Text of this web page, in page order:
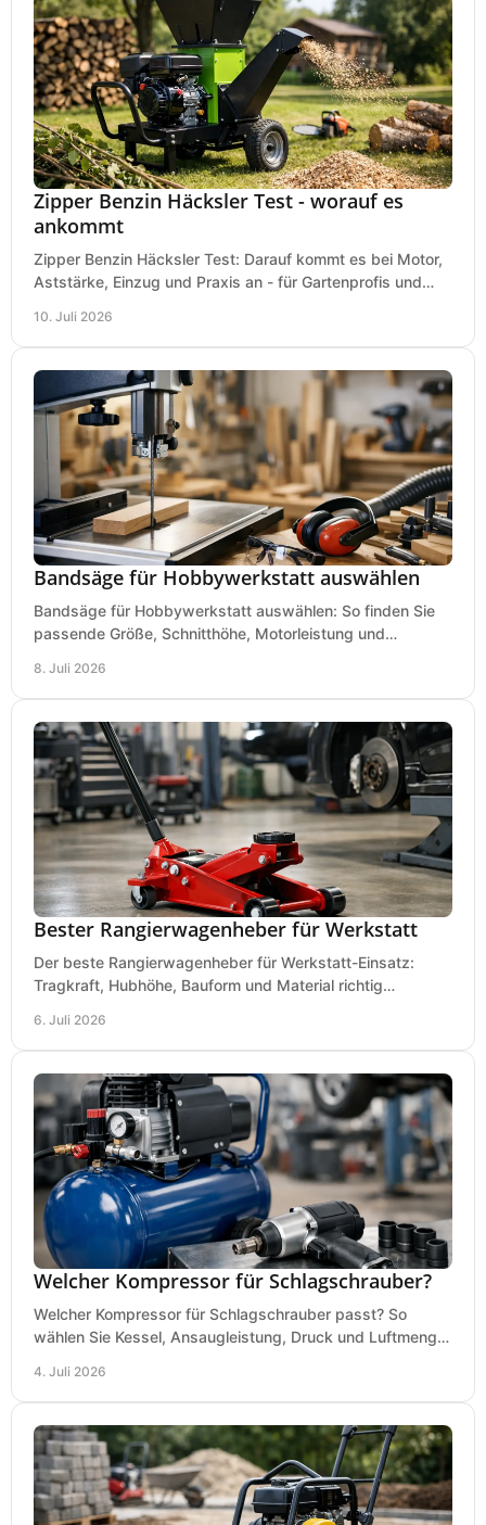
Zipper Benzin Häcksler Test - worauf es
ankommt
Zipper Benzin Häcksler Test: Darauf kommt es bei Motor,
Aststärke, Einzug und Praxis an - für Gartenprofis und
10. Juli 2026
Bandsäge für Hobbywerkstatt auswählen
Bandsäge für Hobbywerkstatt auswählen: So finden Sie
passende Größe, Schnitthöhe, Motorleistung und
8. Juli 2026
Bester Rangierwagenheber für Werkstatt
Der beste Rangierwagenheber für Werkstatt-Einsatz:
Tragkraft, Hubhöhe, Bauform und Material richtig
6. Juli 2026
Welcher Kompressor für Schlagschrauber?
Welcher Kompressor für Schlagschrauber passt? So
wählen Sie Kessel, Ansaugleistung, Druck und Luftmenge
4. Juli 2026